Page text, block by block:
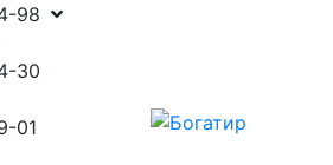
98
30
01